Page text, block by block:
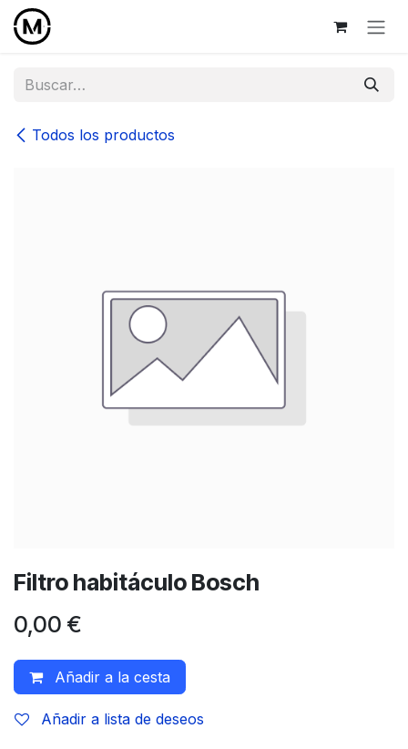
Ir al contenido
Todos los productos
Filtro habitáculo Bosch
0,00 €
Añadir a la cesta
Añadir a lista de deseos